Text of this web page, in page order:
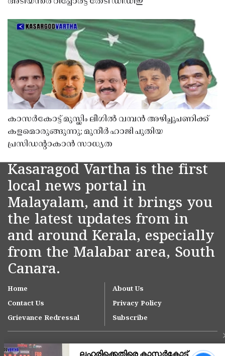
കാസർകോട്ട് മുസ്ലിം ലീഗിൽ വമ്പൻ അഴിച്ചുപണിക്ക്
കളമൊരുങ്ങുന്നു; മുനീർ ഹാജി പുതിയ
പ്രസിഡൻ്റാകാൻ സാധ്യത
Kasaragod Vartha is the first
local news portal in
Malayalam, and it brings you
the latest updates from in
and around Kerala, especially
from the Malabar area, South
Canara.
Home
About Us
Contact Us
Privacy Policy
Grievance Redressal
Subscribe